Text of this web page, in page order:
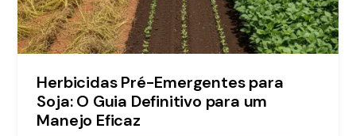
Herbicidas Pré-Emergentes para
Soja: O Guia Definitivo para um
Manejo Eficaz